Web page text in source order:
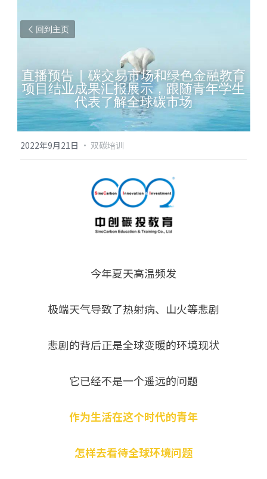
回到主页
直播预告 | 碳交易市场和绿色金融教育
项目结业成果汇报展示，跟随青年学生
代表了解全球碳市场
2022年9月21日 · 双碳培训
今年夏天高温频发
极端天气导致了热射病、山火等悲剧
悲剧的背后正是全球变暖的环境现状
它已经不是一个遥远的问题
作为生活在这个时代的青年
怎样去看待全球环境问题